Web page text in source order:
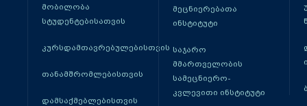
მობილობა
სტუდენტებისათვის
კურსდამთავრებულებისთვის
თანამშრომლებისთვის
დამსაქმებლებისთვის
მეცნიერებათა
ინსტიტუტი
საჯარო
მმართველობის
სამეცნიერო-
კვლევითი ინსტიტუტი